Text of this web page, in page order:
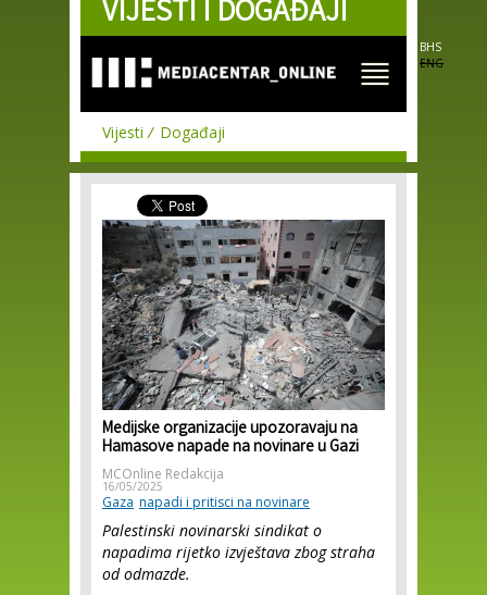
Skip to
main
VIJESTI I DOGAĐAJI
BHS
ENG
Vijesti Događaji
Medijske organizacije upozoravaju na
Hamasove napade na novinare u Gazi
MCOnline Redakcija
16/05/2025
Gaza napadi i pritisci na novinare
Palestinski novinarski sindikat o
napadima rijetko izvještava zbog straha
od odmazde.